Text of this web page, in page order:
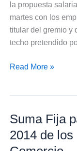
del
25%
la propuesta
martes con los
titular del gremio y
techo pretendido
UOMRA
Acuerdo
Salarial
2014
Read More »
Suma Fija
2014 de